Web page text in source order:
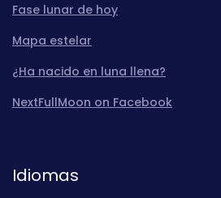
Fase lunar de hoy
Mapa estelar
¿Ha nacido en luna llena?
NextFullMoon on Facebook
Idiomas